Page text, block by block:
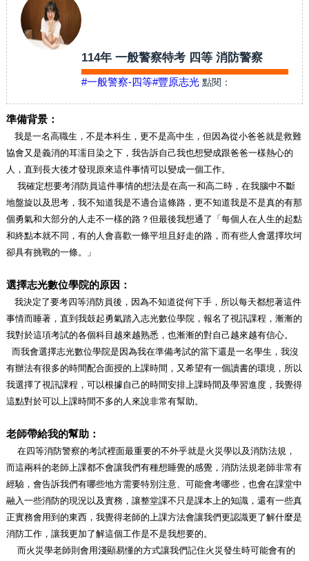
114年 一般警察特考 四等 消防警察
#一般警察-四等#豐原志光 點閱：
準備背景：
我是一名高職生，不是本科生，更不是高中生，但因為從小爸爸就是救難
協會又是義消的耳濡目染之下，我告訴自己我也想變成跟爸爸一樣熱心的
人，直到長大後才發現原來這件事情可以變成一個工作。
我確定想要考消防員這件事情的想法是在高一和高二時，在我腦中不斷
地盤旋以及思考，我不知道我是不適合這條路，更不知道我是不是真的有那
個勇氣和大部分的人走不一樣的路？但最後我想通了「每個人在人生的起點
和終點本就不同，有的人會喜歡一條平坦且好走的路，而有些人會選擇坎坷
卻具有挑戰的一條。」
選擇志光數位學院的原因：
我決定了要考四等消防員後，因為不知道從何下手，所以每天都想著這件
事情而睡著，直到我鼓起勇氣踏入志光數位學院，報名了視訊課程，漸漸的
我對於這項考試的各個科目越來越熟悉，也漸漸的對自己越來越有信心。
而我會選擇志光數位學院是因為我在準備考試的當下還是一名學生，我沒
有辦法有很多的時間配合面授的上課時間，又希望有一個讀書的環境，所以
我選擇了視訊課程，可以根據自己的時間安排上課時間及學習進度，我覺得
這點對於可以上課時間不多的人來說非常有幫助。
老師帶給我的幫助：
在四等消防警察的考試裡面最重要的不外乎就是火災學以及消防法規，
而這兩科的老師上課都不會讓我們有種想睡覺的感覺，消防法規老師非常有
經驗， 會告訴我們有哪些地方需要特別注意、可能會考哪些，也會在課堂中
融入一些消防的現況以及實務，讓整堂課不只是課本上的知識，還有一些真
正實務會用到的東西，我覺得老師的上課方法會讓我們更認識更了解什麼是
消防工作，讓我更加了解這個工作是不是我想要的。
而火災學老師則會用淺顯易懂的方式讓我們記住火災發生時可能會有的